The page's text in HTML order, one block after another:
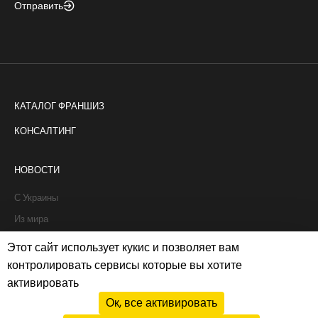
Отправить
КАТАЛОГ ФРАНШИЗ
КОНСАЛТИНГ
НОВОСТИ
С Украины
Из мира
Интервью
Истории франчайзи
Рапорты
Этот сайт использует кукис и позволяет вам
контролировать сервисы которые вы хотите
активировать
Ок, все активировать